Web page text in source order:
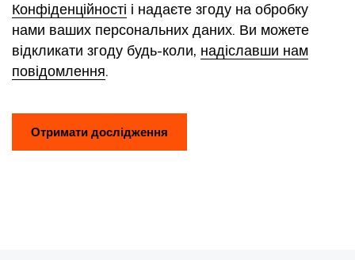
Конфіденційності і надаєте згоду на обробку
нами ваших персональних даних. Ви можете
відкликати згоду будь-коли, надіславши нам
повідомлення.